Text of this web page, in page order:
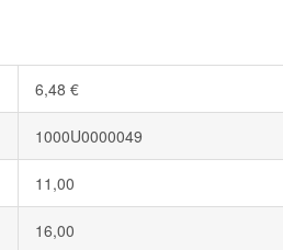
6,48 €
1000U0000049
11,00
16,00